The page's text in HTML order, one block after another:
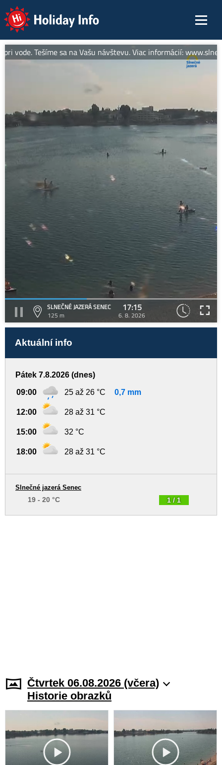
Holiday Info
vode. Tešíme sa na Vašu návštevu. Viac informácií:
SLNEČNÉ JAZERÁ SENEC
125 m
17:15
6. 8. 2026
Aktuální info
Pátek 7.8.2026 (dnes)
09:00 25 až 26 °C 0,7 mm
12:00 28 až 31 °C
15:00 32 °C
18:00 28 až 31 °C
1 / 1
Slnečné jazerá Senec
19 - 20 °C
Čtvrtek 06.08.2026 (včera)
Historie obrazků